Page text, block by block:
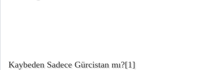
Kaybeden Sadece Gürcistan mı?[1]